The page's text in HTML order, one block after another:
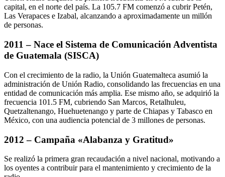
capital, en el norte del país. La 105.7 FM comenzó a cubrir Petén,
Las Verapaces e Izabal, alcanzando a aproximadamente un millón
de personas.
2011 – Nace el Sistema de Comunicación Adventista
de Guatemala (SISCA)
Con el crecimiento de la radio, la Unión Guatemalteca asumió la
administración de Unión Radio, consolidando las frecuencias en una
entidad de comunicación más amplia. Ese mismo año, se adquirió la
frecuencia 101.5 FM, cubriendo San Marcos, Retalhuleu,
Quetzaltenango, Huehuetenango y parte de Chiapas y Tabasco en
México, con una audiencia potencial de 3 millones de personas.
2012 – Campaña «Alabanza y Gratitud»
Se realizó la primera gran recaudación a nivel nacional, motivando a
los oyentes a contribuir para el mantenimiento y crecimiento de la